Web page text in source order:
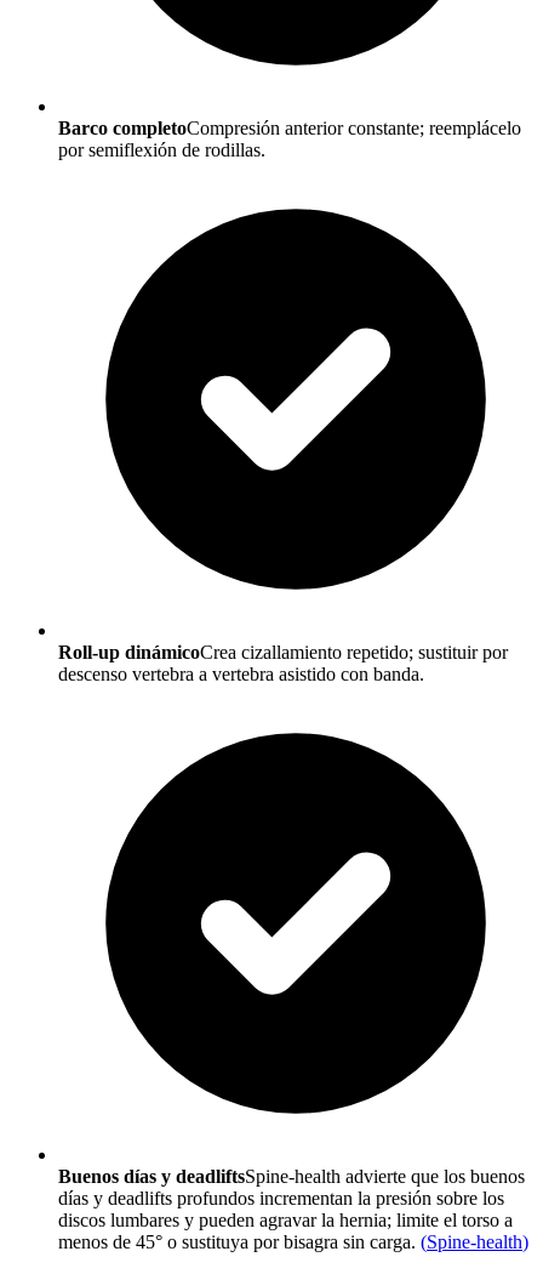
Barco completoCompresión anterior constante; reemplácelo
por semiflexión de rodillas.
Roll-up dinámicoCrea cizallamiento repetido; sustituir por
descenso vertebra a vertebra asistido con banda.
Buenos días y deadliftsSpine-health advierte que los buenos
días y deadlifts profundos incrementan la presión sobre los
discos lumbares y pueden agravar la hernia; limite el torso a
menos de 45° o sustituya por bisagra sin carga. (Spine-health)